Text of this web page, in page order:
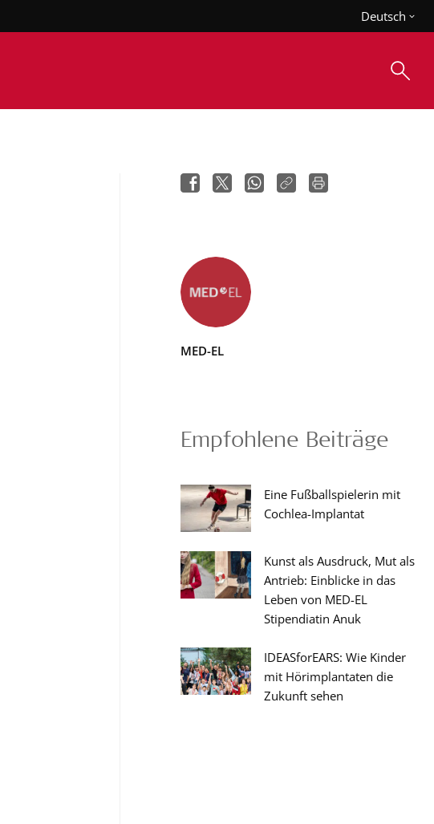
Deutsch
MED-EL
Empfohlene Beiträge
Eine Fußballspielerin mit
Cochlea-Implantat
Kunst als Ausdruck, Mut als
Antrieb: Einblicke in das
Leben von MED-EL
Stipendiatin Anuk
IDEASforEARS: Wie Kinder
mit Hörimplantaten die
Zukunft sehen